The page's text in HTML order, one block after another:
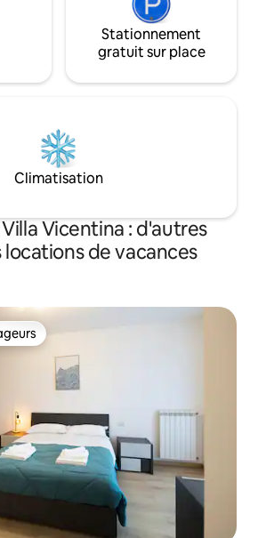
Stationnement
gratuit sur place
Climatisation
Vicentina : d'autres
de vacances